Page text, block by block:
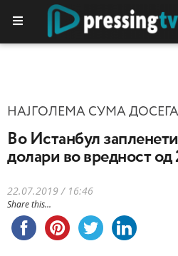
НАЈГОЛЕМА СУМА
Во Истанбул
долари во вредност од
22.07.2019 / 16:46
Share this...